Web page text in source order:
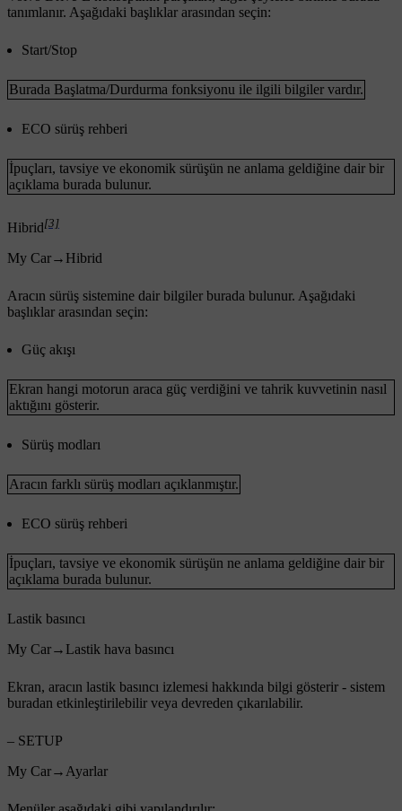
tanımlanır. Aşağıdaki başlıklar arasından seçin:
Start/Stop
Burada Başlatma/Durdurma fonksiyonu ile ilgili bilgiler vardır.
ECO sürüş rehberi
İpuçları, tavsiye ve ekonomik sürüşün ne anlama geldiğine dair bir
açıklama burada bulunur.
Hibrid[3]
My Car→ Hibrid
Aracın sürüş sistemine dair bilgiler burada bulunur. Aşağıdaki
başlıklar arasından seçin:
Güç akışı
Ekran hangi motorun araca güç verdiğini ve tahrik kuvvetinin nasıl
aktığını gösterir.
Sürüş modları
Aracın farklı sürüş modları açıklanmıştır.
ECO sürüş rehberi
İpuçları, tavsiye ve ekonomik sürüşün ne anlama geldiğine dair bir
açıklama burada bulunur.
Lastik basıncı
My Car→ Lastik hava basıncı
Ekran, aracın lastik basıncı izlemesi hakkında bilgi gösterir - sistem
buradan etkinleştirilebilir veya devreden çıkarılabilir.
– SETUP
My Car→ Ayarlar